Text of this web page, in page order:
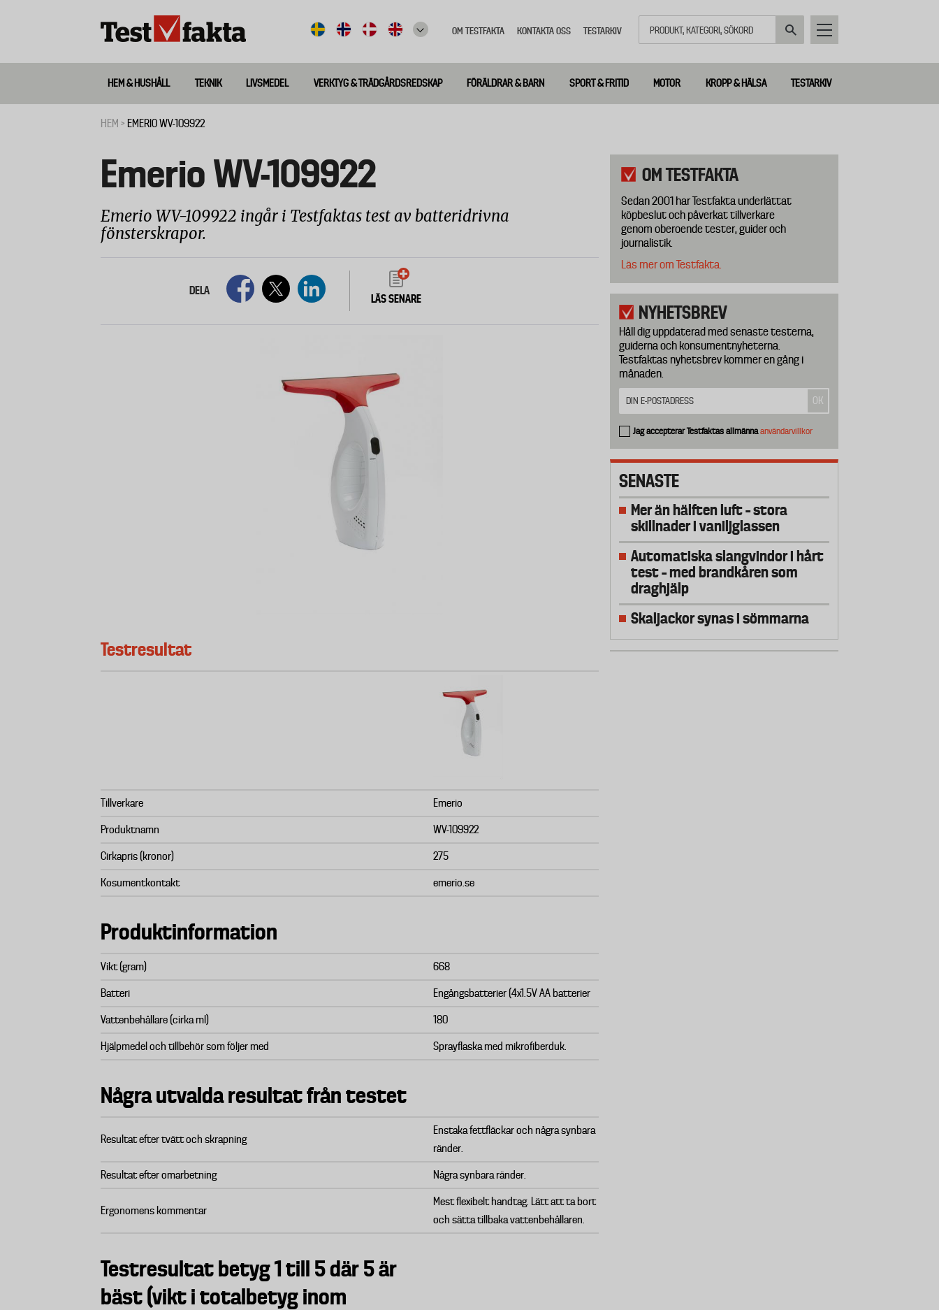
meny
OM TESTFAKTA KONTAKTA OSS TESTARKIV
Huvudmeny
ny
HEM & HUSHÅLL TEKNIK LIVSMEDEL VERKTYG & TRÄDGÅRDSREDSKAP FÖRÄLDRAR & BARN SPORT & FRITID MOTOR KROPP & HÄLSA TESTARKIV
HEM EMERIO WV-109922
Emerio WV-109922
Emerio WV-109922 ingår i Testfaktas test av batteridrivna
fönsterskrapor.
DELA
LÄS SENARE
Testresultat
Tillverkare Emerio
Produktnamn WV-109922
Cirkapris (kronor) 275
Kosumentkontakt emerio.se
Produktinformation
Vikt (gram) 668
Batteri Engångsbatterier (4x1.5V AA batterier
Vattenbehållare (cirka ml) 180
Hjälpmedel och tillbehör som följer med Sprayflaska med mikrofiberduk.
Några utvalda resultat från testet
Resultat efter tvätt och skrapning
Enstaka fettfläckar och några synbara
ränder.
Resultat efter omarbetning Några synbara ränder.
Ergonomens kommentar
Mest flexibelt handtag. Lätt att ta bort
och sätta tillbaka vattenbehållaren.
Testresultat betyg 1 till 5 där 5 är
bäst (vikt i totalbetyg inom
OM TESTFAKTA
Sedan 2001 har Testfakta underlättat
köpbeslut och påverkat tillverkare
genom oberoende tester, guider och
journalistik.
Läs mer om Testfakta.
NYHETSBREV
Håll dig uppdaterad med senaste testerna,
guiderna och konsumentnyheterna.
Testfaktas nyhetsbrev kommer en gång i
månaden.
Jag accepterar Testfaktas allmännaanvändarvillkor
SENASTE
Mer än hälften luft – stora
skillnader i vaniljglassen
Automatiska slangvindor i hårt
test – med brandkåren som
draghjälp
Skaljackor synas i sömmarna